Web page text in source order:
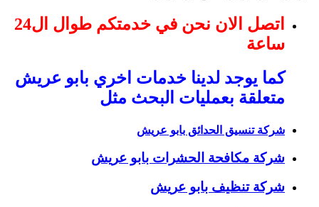
اتصل الان نحن في خدمتكم طوال ال24
ساعة
كما يوجد لدينا خدمات اخري بابو عريش
متعلقة بعمليات البحث مثل
شركة تنسيق الحدائق بابو عريش
شركة مكافحة الحشرات بابو عريش
شركة تنظيف بابو عريش